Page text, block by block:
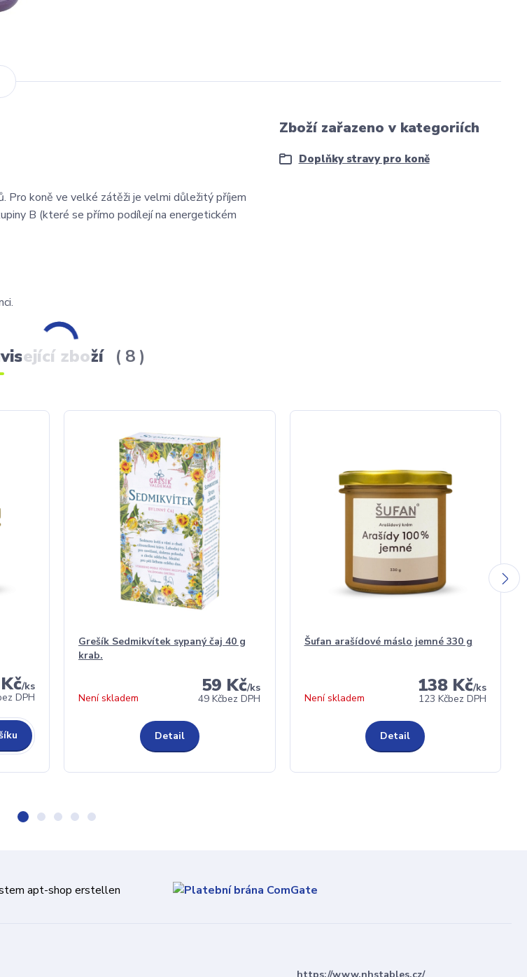
Pro koně ve velké zátěži je velmi důležitý příjem
B (které se přímo podílejí na energetickém
Zboží zařazeno v kategoriích
Doplňky stravy pro koně
zboží 8
/ks
DPH
Grešík Sedmikvítek sypaný čaj 40 g
krab.
59 Kč/ks
49 Kčbez DPH
Není skladem
Detail
Šufan arašídové máslo jemné 330 g
138 Kč/ks
123 Kčbez DPH
Není skladem
Detail